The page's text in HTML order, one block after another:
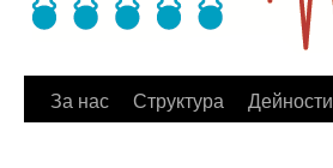
За нас Структура Дейности